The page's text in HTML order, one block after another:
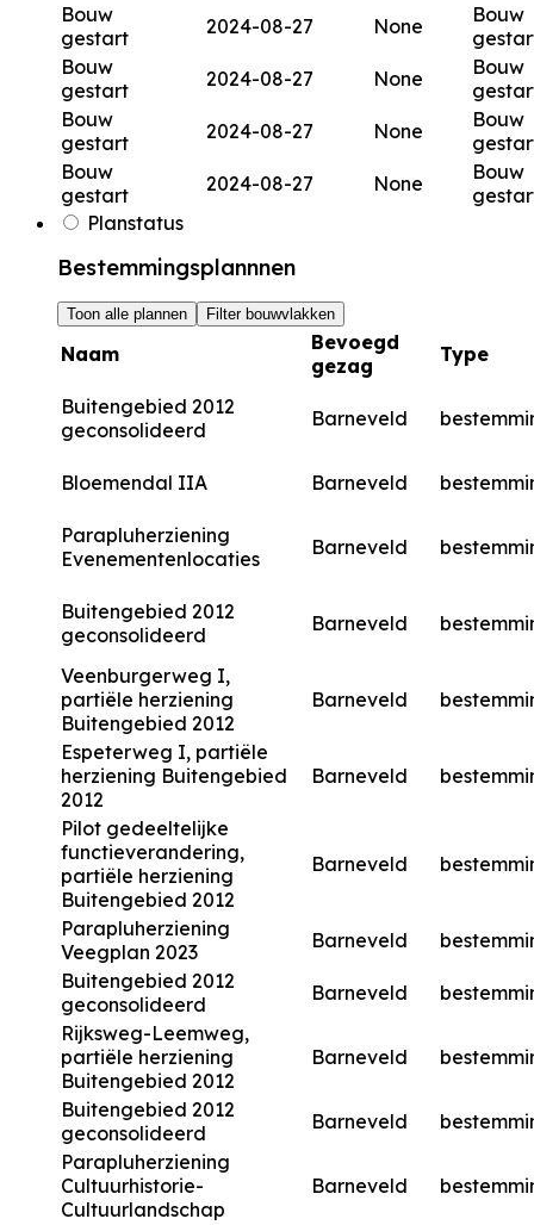
Bouw
gestart
2024-08-27 None
Bouw
Bouw
gestart
2024-08-27 None
Bouw
Bouw
gestart
2024-08-27 None
Bouw
Bouw
gestart
2024-08-27 None
Bouw
Planstatus
Bestemmingsplannnen
Toon alle plannen Filter bouwvlakken
Naam
Bevoegd
gezag
Type
Buitengebied 2012
geconsolideerd
Barneveld
Bloemendal IIA Barneveld
Parapluherziening
Evenementenlocaties
Barneveld
Buitengebied 2012
geconsolideerd
Barneveld
Veenburgerweg I,
partiële herziening
Buitengebied 2012
Barneveld
Espeterweg I, partiële
herziening Buitengebied
2012
Barneveld
Pilot gedeeltelijke
functieverandering,
partiële herziening
Buitengebied 2012
Barneveld
Parapluherziening
Veegplan 2023
Barneveld
Buitengebied 2012
geconsolideerd
Barneveld
Rijksweg-Leemweg,
partiële herziening
Buitengebied 2012
Barneveld
Buitengebied 2012
geconsolideerd
Barneveld
Parapluherziening
Cultuurhistorie-
Cultuurlandschap
Barneveld